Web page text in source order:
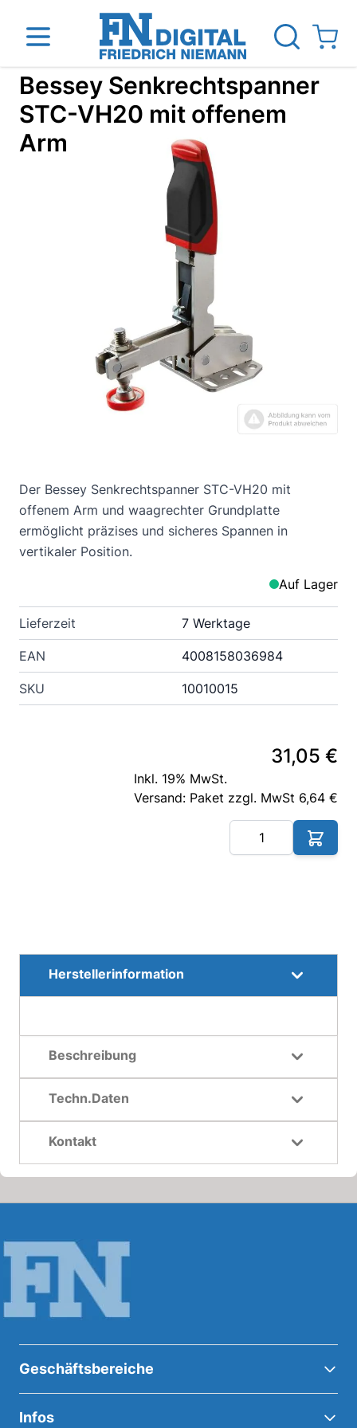
Direkt zum Inhalt
Das Unternehmen Standorte
View
Bessey Senkrechtspanner
STC-VH20 mit offenem
Arm
Der Bessey Senkrechtspanner STC-VH20 mit
offenem Arm und waagrechter Grundplatte
ermöglicht präzises und sicheres Spannen in
vertikaler Position.
Auf Lager
Lieferzeit 7 Werktage
EAN 4008158036984
SKU 10010015
31,05 €
Inkl. 19% MwSt.
Versand: Paket zzgl. MwSt 6,64 €
Herstellerinformation
Beschreibung
Techn.Daten
Kontakt
Geschäftsbereiche
Infos